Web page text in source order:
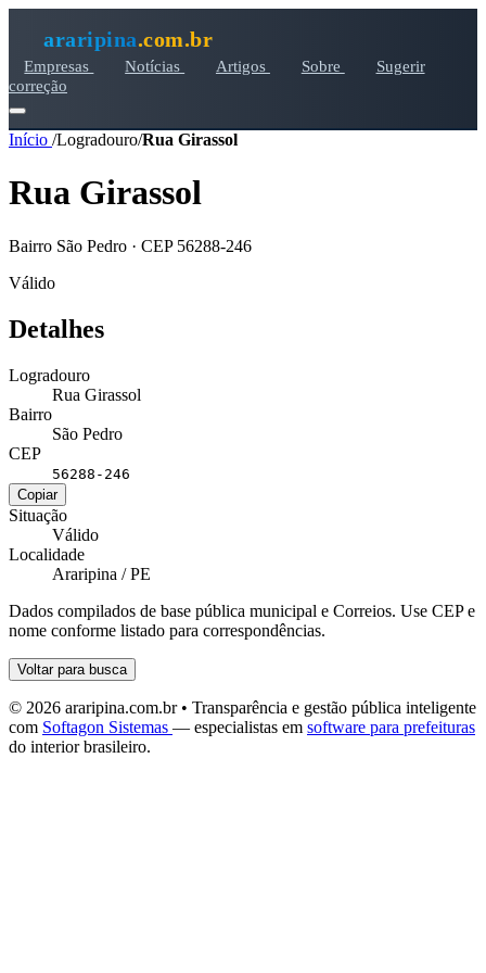
araripina.com.br
Empresas Notícias Artigos Sobre
Sugerir
correção
Início /Logradouro/Rua Girassol
Rua Girassol
Bairro São Pedro · CEP 56288-246
Válido
Detalhes
Logradouro
Rua Girassol
Bairro
São Pedro
CEP
56288-246
Copiar
Situação
Válido
Localidade
Araripina / PE
Dados compilados de base pública municipal e Correios. Use CEP e
nome conforme listado para correspondências.
Voltar para busca
© 2026 araripina.com.br • Transparência e gestão pública inteligente
com Softagon Sistemas — especialistas em software para prefeituras
do interior brasileiro.